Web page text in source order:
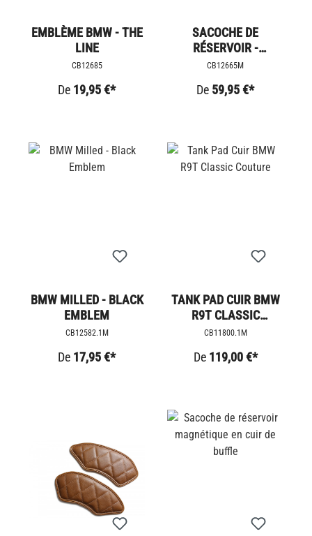
EMBLÈME BMW - THE
LINE
CB12685
De 19,95 €*
SACOCHE DE
RÉSERVOIR -
NAVIGATOR
CB12665M
De 59,95 €*
BMW MILLED - BLACK
EMBLEM
CB12582.1M
De 17,95 €*
TANK PAD CUIR BMW
R9T CLASSIC
COUTURE
CB11800.1M
De 119,00 €*